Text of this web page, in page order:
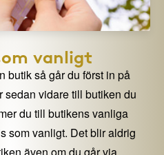
vanligt
butik så går du först in på
vidare till butiken du
du till butikens vanliga
som vanligt. Det blir aldrig